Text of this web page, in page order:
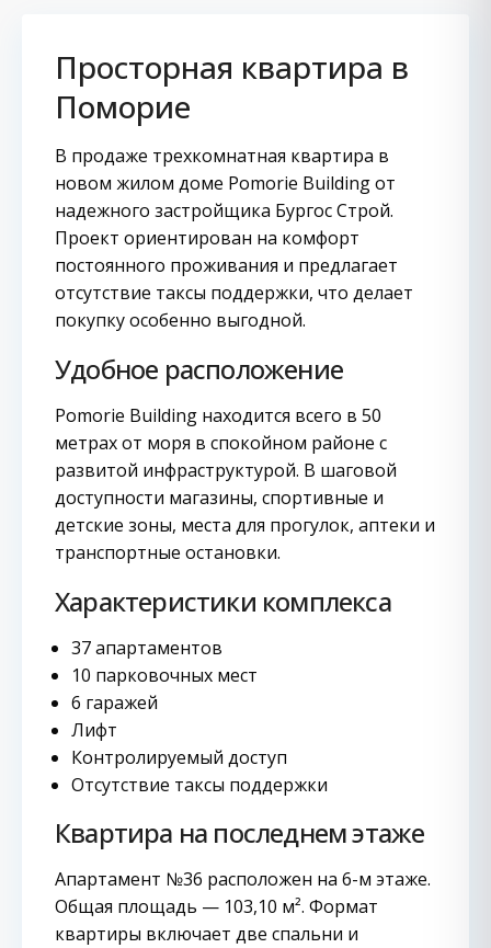
Просторная квартира в
Поморие
В продаже трехкомнатная квартира в
новом жилом доме Pomorie Building от
надежного застройщика Бургос Строй.
Проект ориентирован на комфорт
постоянного проживания и предлагает
отсутствие таксы поддержки, что делает
покупку особенно выгодной.
Удобное расположение
Pomorie Building находится всего в 50
метрах от моря в спокойном районе с
развитой инфраструктурой. В шаговой
доступности магазины, спортивные и
детские зоны, места для прогулок, аптеки и
транспортные остановки.
Характеристики комплекса
37 апартаментов
10 парковочных мест
6 гаражей
Лифт
Контролируемый доступ
Отсутствие таксы поддержки
Квартира на последнем этаже
Апартамент №36 расположен на 6-м этаже.
Общая площадь — 103,10 м². Формат
квартиры включает две спальни и